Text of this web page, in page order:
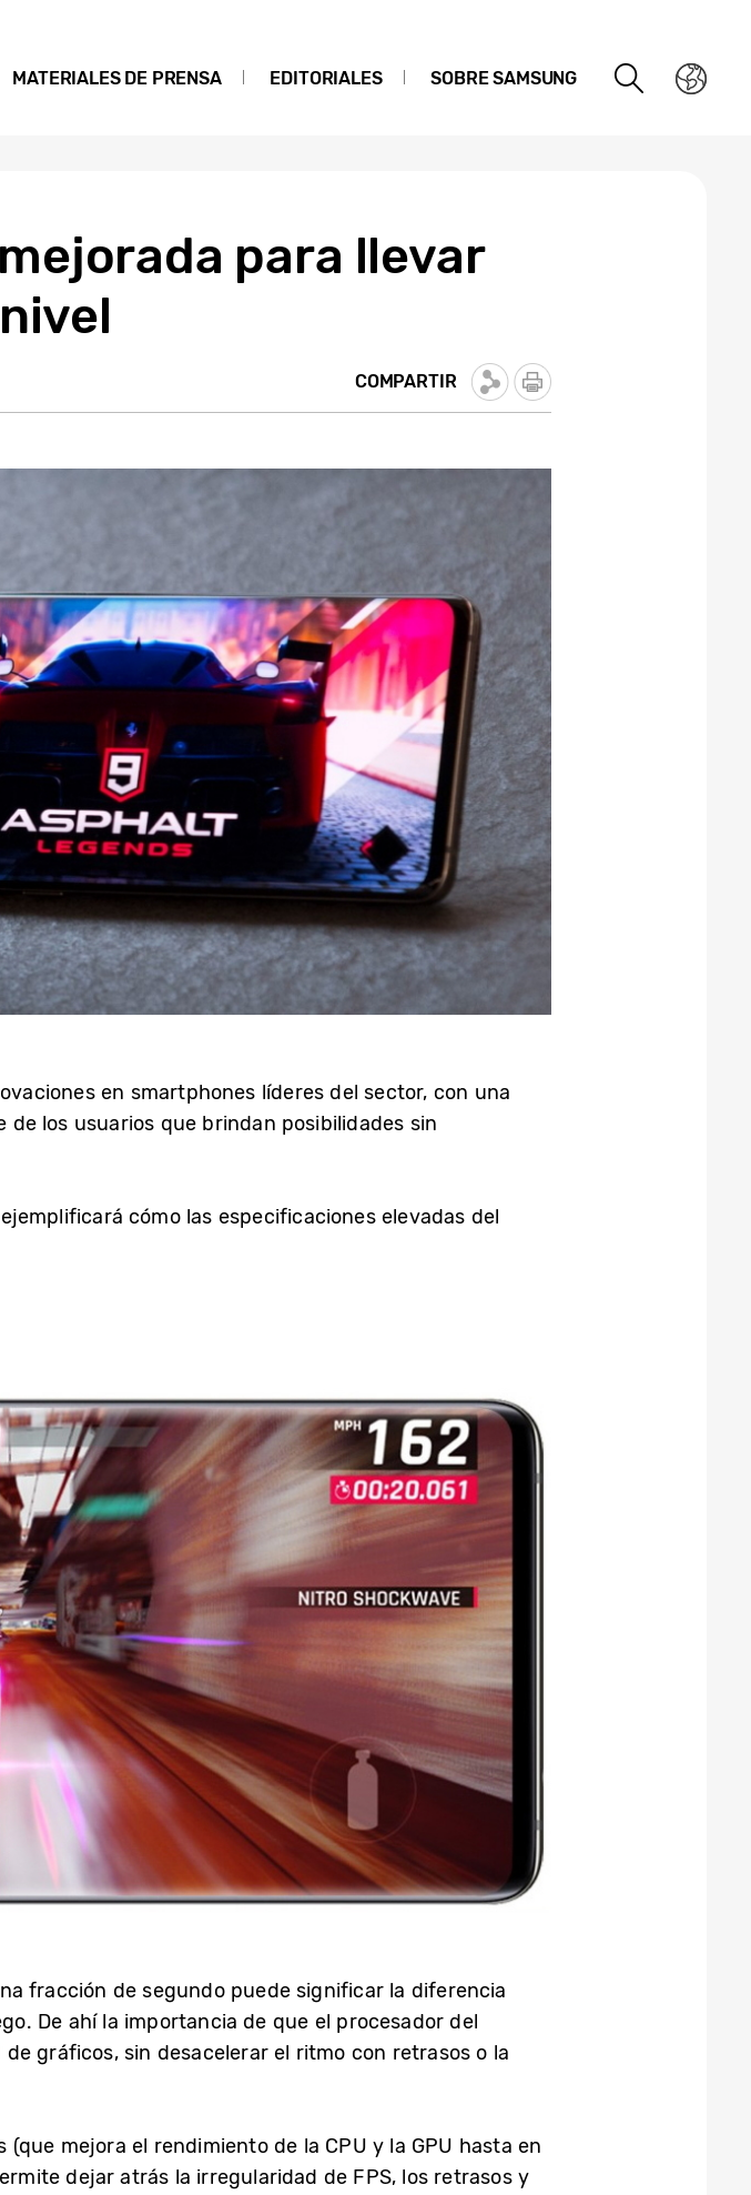
MATERIALES DE PRENSA EDITORIALES SOBRE SAMSUNG
para llevar
COMPARTIR
en smartphones líderes del sector, con una
los usuarios que brindan posibilidades sin
cómo las especificaciones elevadas del
fracción de segundo puede significar la diferencia
De ahí la importancia de que el procesador del
gráficos, sin desacelerar el ritmo con retrasos o la
mejora el rendimiento de la CPU y la GPU hasta en
dejar atrás la irregularidad de FPS, los retrasos y